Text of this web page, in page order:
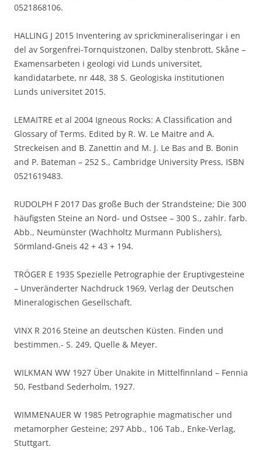
0521868106.
HALLING J 2015 Inventering av sprickmineraliseringar i en
del av Sorgenfrei-Tornquistzonen, Dalby stenbrott, Skåne –
Examensarbeten i geologi vid Lunds universitet,
kandidatarbete, nr 448, 38 S. Geologiska institutionen
Lunds universitet 2015.
LEMAITRE et al 2004 Igneous Rocks: A Classification and
Glossary of Terms. Edited by R. W. Le Maitre and A.
Streckeisen and B. Zanettin and M. J. Le Bas and B. Bonin
and P. Bateman – 252 S., Cambridge University Press, ISBN
0521619483.
RUDOLPH F 2017 Das große Buch der Strandsteine; Die 300
häufigsten Steine an Nord- und Ostsee – 300 S., zahlr. farb.
Abb., Neumünster (Wachholtz Murmann Publishers),
Sörmland-Gneis 42 + 43 + 194.
TRÖGER E 1935 Spezielle Petrographie der Eruptivgesteine
– Unveränderter Nachdruck 1969, Verlag der Deutschen
Mineralogischen Gesellschaft.
VINX R 2016 Steine an deutschen Küsten. Finden und
bestimmen.- S. 249, Quelle & Meyer.
WILKMAN WW 1927 Über Unakite in Mittelfinnland – Fennia
50, Festband Sederholm, 1927.
WIMMENAUER W 1985 Petrographie magmatischer und
metamorpher Gesteine; 297 Abb., 106 Tab., Enke-Verlag,
Stuttgart.